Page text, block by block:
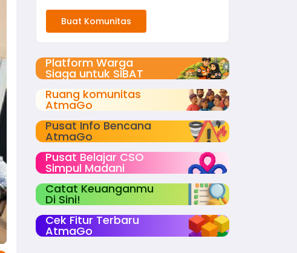
Buat Komunitas
Platform Warga
Siaga untuk SIBAT
Ruang komunitas
AtmaGo
Pusat Info Bencana
AtmaGo
Pusat Belajar CSO
Simpul Madani
Catat Keuanganmu
Di Sini!
Cek Fitur Terbaru
AtmaGo